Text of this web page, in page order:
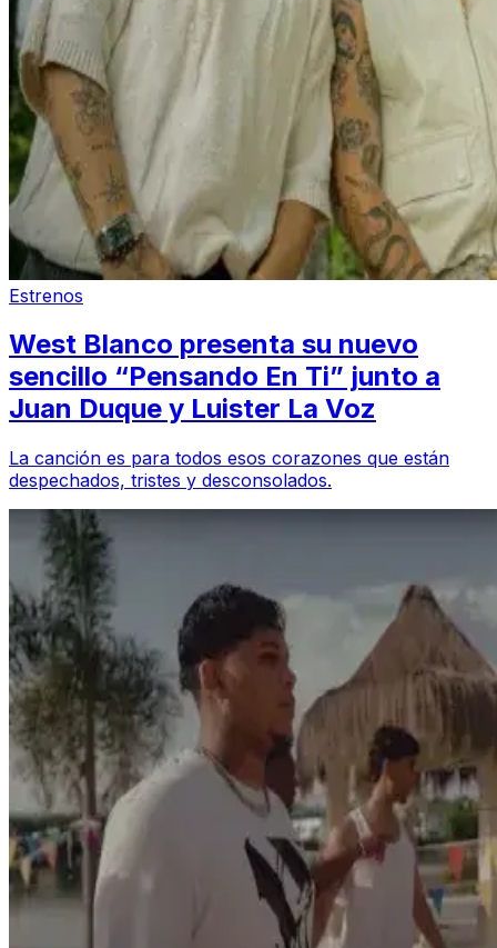
Estrenos
West Blanco presenta su nuevo
sencillo “Pensando En Ti” junto a
Juan Duque y Luister La Voz
La canción es para todos esos corazones que están
despechados, tristes y desconsolados.